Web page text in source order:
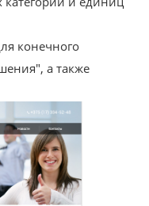
конечного
а также